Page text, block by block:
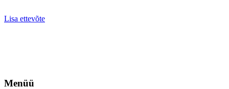
Lisa ettevõte
Menüü